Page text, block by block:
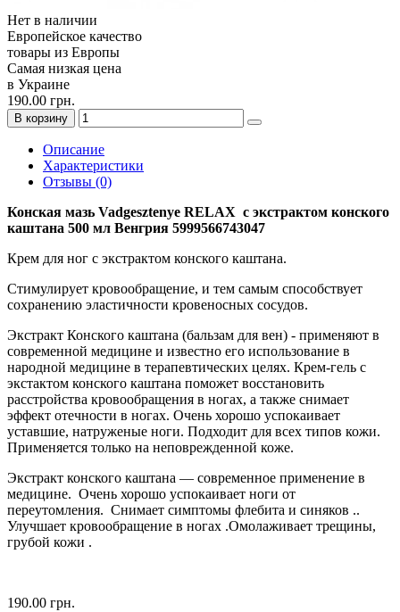
Нет в наличии
Европейское качество
товары из Европы
Самая низкая цена
в Украине
190.00 грн.
В корзину
Описание
Характеристики
Отзывы (0)
Конская мазь Vadgesztenye RELAX с экстрактом конского
каштана 500 мл Венгрия 5999566743047
Крем для ног с экстрактом конского каштана.
Стимулирует кровообращение, и тем самым способствует
сохранению эластичности кровеносных сосудов.
Экстракт Конского каштана (бальзам для вен) - применяют в
современной медицине и известно его использование в
народной медицине в терапевтических целях. Крем-гель с
экстактом конского каштана поможет восстановить
расстройства кровообращения в ногах, а также снимает
эффект отечности в ногах. Очень хорошо успокаивает
уставшие, натруженые ноги. Подходит для всех типов кожи.
Применяется только на неповрежденной коже.
Экстракт конского каштана — современное применение в
медицине. Очень хорошо успокаивает ноги от
переутомления. Снимает симптомы флебита и синяков ..
Улучшает кровообращение в ногах .Омолаживает трещины,
грубой кожи .
190.00 грн.